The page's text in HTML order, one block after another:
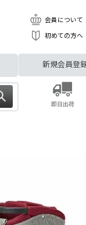
会員について
初めての方へ
新規会員登録